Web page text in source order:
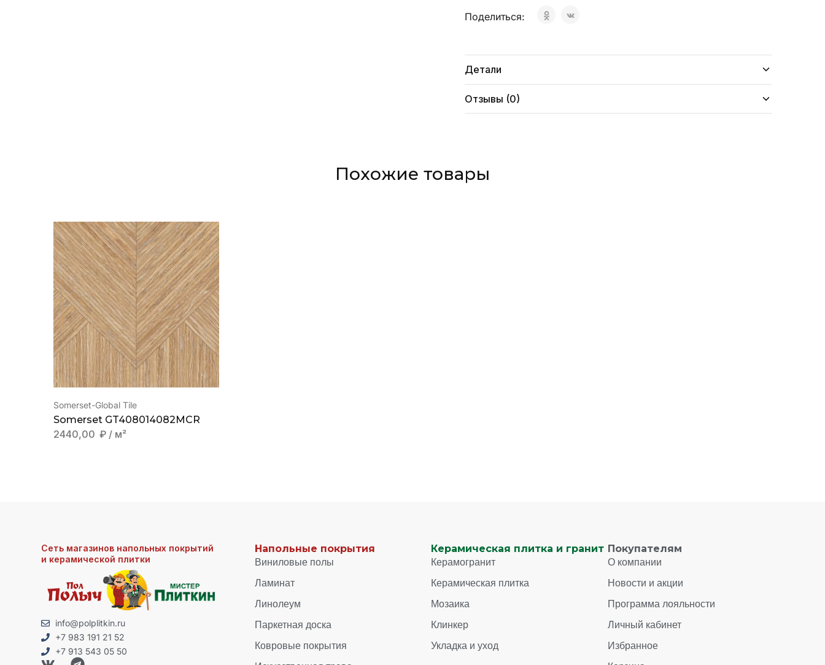
Поделиться:
Детали
Отзывы (0)
Похожие товары
Somerset-Global Tile
Somerset GT408014082MCR
2440,00 ₽ / м²
Сеть магазинов напольных покрытий
и керамической плитки
info@polplitkin.ru
+7 983 191 21 52
+7 913 543 05 50
Напольные покрытия
Виниловые полы
Ламинат
Линолеум
Паркетная доска
Ковровые покрытия
Керамическая плитка и гранит
Керамогранит
Керамическая плитка
Мозаика
Клинкер
Укладка и уход
Покупателям
О компании
Новости и акции
Программа лояльности
Личный кабинет
Избранное